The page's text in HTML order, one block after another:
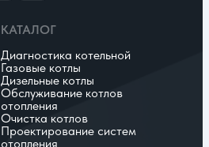
КАТАЛОГ
Диагностика котельной
Газовые котлы
Дизельные котлы
Обслуживание котлов
отопления
Очистка котлов
Проектирование систем
отопления